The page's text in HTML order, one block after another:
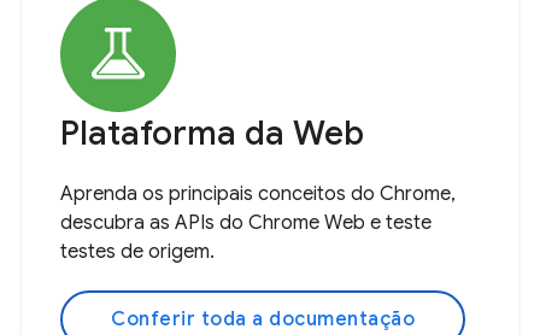
Plataforma da Web
Aprenda os principais conceitos do Chrome,
descubra as APIs do Chrome Web e teste
testes de origem.
Conferir toda a documentação